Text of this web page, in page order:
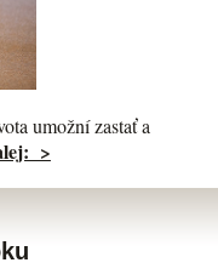
umožní zastať a
>